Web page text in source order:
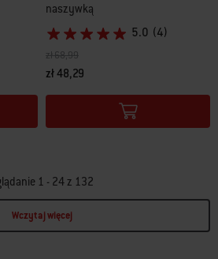
naszywką
5.0 (4)
Cena obniżona z
zł 68,99na
zł 48,29
Color Options
1 - 24 z 132
Wczytaj więcej